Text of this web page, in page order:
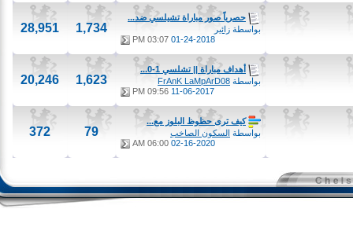
حصرياً صور مباراة تشيلسي ضد...
بواسطةزائير
01-24-2018
03:07 PM
1,734
28,951
أهداف مباراة || تشلسي 1-0...
بواسطةFrAnK LaMpArD08
11-06-2017
09:56 PM
1,623
20,246
كيف ترى حظوظ البلوز مع...
بواسطةالسكون الصاخب
02-16-2020
06:00 AM
372